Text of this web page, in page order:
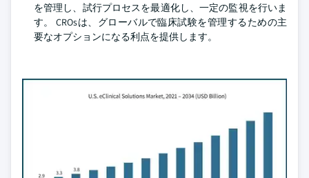
を管理し、試行プロセスを最適化し、一定の監視を行いま
す。 CROsは、グローバルで臨床試験を管理するための主
要なオプションになる利点を提供します。